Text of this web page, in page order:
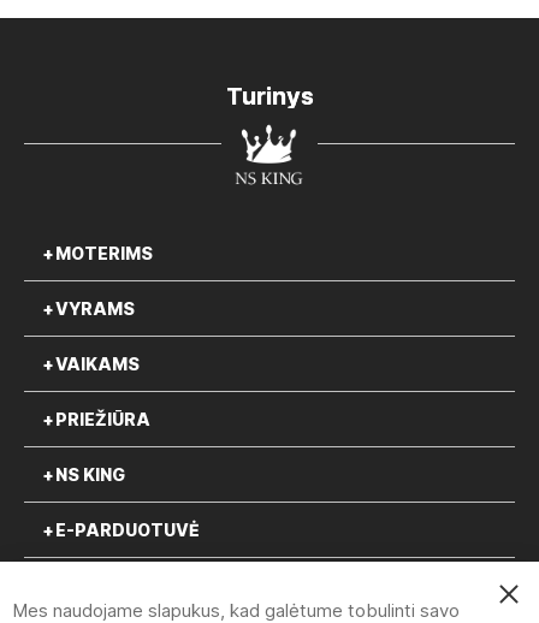
Turinys
MOTERIMS
VYRAMS
VAIKAMS
PRIEŽIŪRA
NS KING
E-PARDUOTUVĖ
Mes naudojame slapukus, kad galėtume tobulinti savo